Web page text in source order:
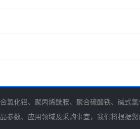
化铝、聚丙烯酰胺、聚合硫酸铁、碱式
数、应用领域及采购事宜，我们将根据您